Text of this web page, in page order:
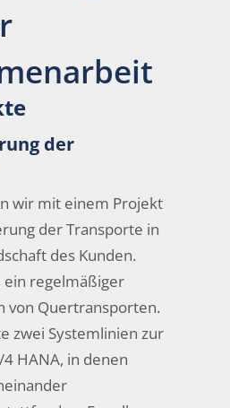
der
wir mit einem Projekt
der Transporte in
des Kunden.
regelmäßiger
von Quertransporten.
zwei Systemlinien zur
HANA, in denen